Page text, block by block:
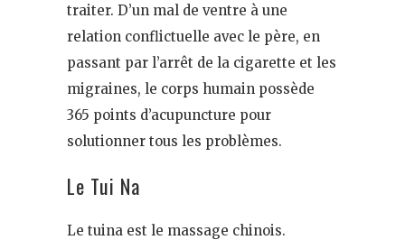
traiter. D’un mal de ventre à une
relation conflictuelle avec le père, en
passant par l’arrêt de la cigarette et les
migraines, le corps humain possède
365 points d’acupuncture pour
solutionner tous les problèmes.
Le Tui Na
Le tuina est le massage chinois.